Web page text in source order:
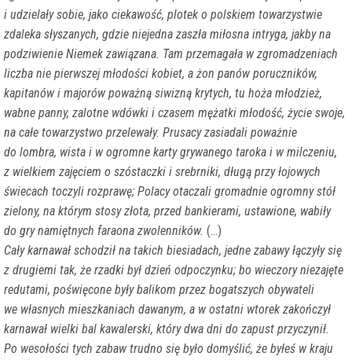
i udzielały sobie, jako ciekawość, plotek o polskiem towarzystwie
zdaleka słyszanych, gdzie niejedna zaszła miłosna intryga, jakby na
podziwienie Niemek zawiązana. Tam przemagała w zgromadzeniach
liczba nie pierwszej młodości kobiet, a żon panów poruczników,
kapitanów i majorów poważną siwizną krytych, tu hoża młodzież,
wabne panny, zalotne wdówki i czasem mężatki młodość, życie swoje,
na całe towarzystwo przelewały. Prusacy zasiadali poważnie
do lombra, wista i w ogromne karty grywanego taroka i w milczeniu,
z wielkiem zajęciem o szóstaczki i srebrniki, długą przy łojowych
świecach toczyli rozprawę; Polacy otaczali gromadnie ogromny stół
zielony, na którym stosy złota, przed bankierami, ustawione, wabiły
do gry namiętnych faraona zwolenników. (...)
Cały karnawał schodził na takich biesiadach, jedne zabawy łączyły się
z drugiemi tak, że rzadki był dzień odpoczynku; bo wieczory niezajęte
redutami, poświęcone były balikom przez bogatszych obywateli
we własnych mieszkaniach dawanym, a w ostatni wtorek zakończył
karnawał wielki bal kawalerski, który dwa dni do zapust przyczynił.
Po wesołości tych zabaw trudno się było domyślić, że byłeś w kraju